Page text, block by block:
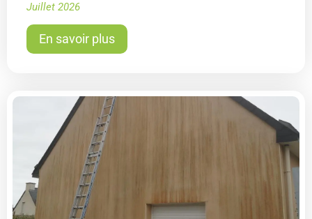
Juillet 2026
En savoir plus